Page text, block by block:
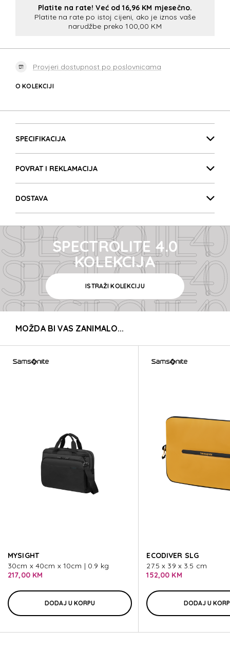
Platite na rate! Već od 16,96 KM mjesečno.
Platite na rate po istoj cijeni, ako je iznos vaše
narudžbe preko 100,00 KM
Provjeri dostupnost po poslovnicama
O KOLEKCIJI
SPECIFIKACIJA
POVRAT I REKLAMACIJA
DOSTAVA
SPECTROLITE 4.0
SPECTROLITE 4.0
SPECTROLITE 4.0
SPECTROLITE 4.0
SPECTROLITE 4.0
SPECTROLITE 4.0
SPECTROLITE 4.0
SPECTROLITE 4.0
SPECTROLITE 4.0
SPECTROLITE 4.0
SPECTROLITE 4.0
SPECTROLITE 4.0
SPECTROLITE 4.0
KOLEKCIJA
ISTRAŽI KOLEKCIJU
MOŽDA BI VAS ZANIMALO...
MYSIGHT
30cm x 40cm x 10cm | 0.9 kg
217,00 KM
DODAJ U KORPU
ECODIVER SLG
27.5 x 39 x 3.5 cm
152,00 KM
DODAJ U